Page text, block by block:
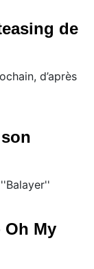
de
d’après
Oh My